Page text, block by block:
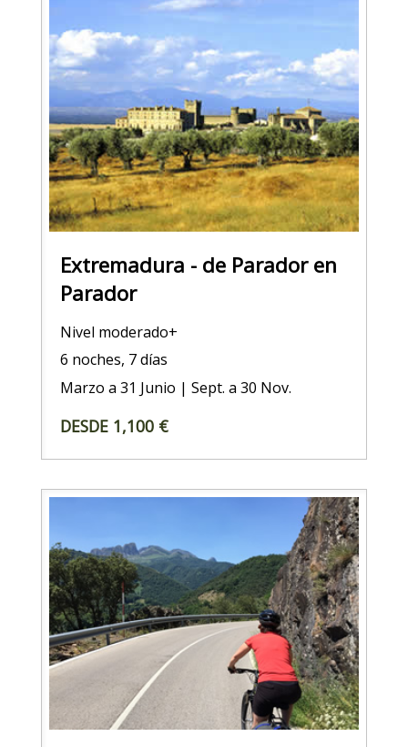
Extremadura - de Parador en
Parador
Nivel moderado+
6 noches, 7 días
Marzo a 31 Junio | Sept. a 30 Nov.
DESDE 1,100 €